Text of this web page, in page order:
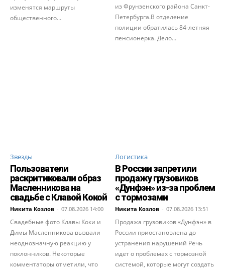
изменятся маршруты
общественного...
из Фрунзенского района Санкт-
Петербурга.В отделение
полиции обратилась 84-летняя
пенсионерка. Дело...
Звезды
Пользователи
раскритиковали образ
Масленникова на
свадьбе с Клавой Кокой
Никита Козлов - 07.08.2026 14:00
Свадебные фото Клавы Коки и
Димы Масленникова вызвали
неоднозначную реакцию у
поклонников. Некоторые
комментаторы отметили, что
Логистика
В России запретили
продажу грузовиков
«Дунфэн» из-за проблем
с тормозами
Никита Козлов - 07.08.2026 13:51
Продажа грузовиков «Дунфэн» в
России приостановлена до
устранения нарушений Речь
идет о проблемах с тормозной
системой, которые могут создать